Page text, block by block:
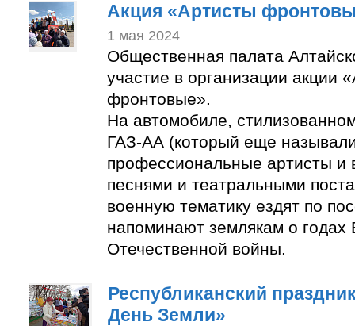
Акция «Артисты
1 мая 2024
Общественная палата
участие в организации акции
фронтовые».
На автомобиле,
ГАЗ-АА (который еще
профессиональные артисты и
песнями и театральными
военную тематику ездят по
напоминают землякам о годах
Отечественной войны.
Республиканский
День Земли»